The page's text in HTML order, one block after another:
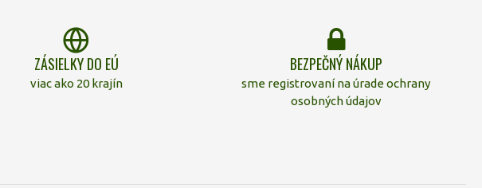
ZÁSIELKY DO EÚ
viac ako 20 krajín
BEZPEČNÝ NÁKUP
sme registrovaní na úrade ochrany
osobných údajov